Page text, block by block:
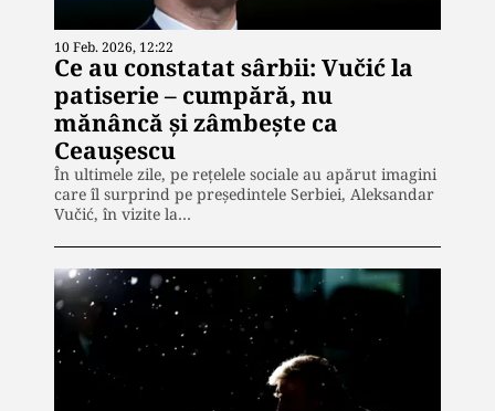
10 Feb. 2026, 12:22
Ce au constatat sârbii: Vučić la
patiserie – cumpără, nu
mănâncă și zâmbește ca
Ceaușescu
În ultimele zile, pe rețelele sociale au apărut imagini
care îl surprind pe președintele Serbiei, Aleksandar
Vučić, în vizite la…